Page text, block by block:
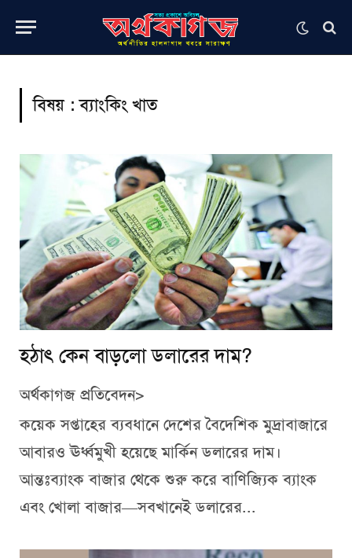
বিষয় :ব্যাংকিং খাত
হঠাৎ কেন বাড়লো ডলারের দাম?
অর্থকাগজ প্রতিবেদন>
কয়েক সপ্তাহের ব্যবধানে দেশের বৈদেশিক মুদ্রাবাজারে
আবারও ঊর্ধ্বমুখী হয়েছে মার্কিন ডলারের দাম।
আন্তঃব্যাংক বাজার থেকে শুরু করে বাণিজ্যিক ব্যাংক
এবং খোলা বাজার—সবখানেই ডলারের...